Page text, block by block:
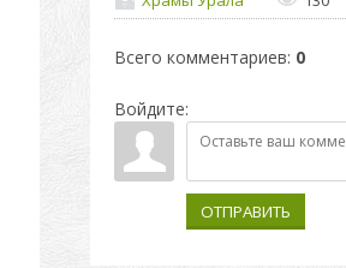
Всего комментариев: 0
Войдите:
ОТПРАВИТЬ